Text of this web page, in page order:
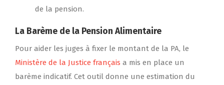
de la pension.
La Barème de la Pension Alimentaire
Pour aider les juges à fixer le montant de la PA, le
Ministère de la Justice français a mis en place un
barème indicatif. Cet outil donne une estimation du